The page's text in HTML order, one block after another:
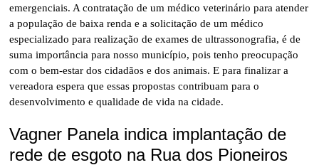
emergenciais. A contratação de um médico veterinário para atender
a população de baixa renda e a solicitação de um médico
especializado para realização de exames de ultrassonografia, é de
suma importância para nosso município, pois tenho preocupação
com o bem-estar dos cidadãos e dos animais. E para finalizar a
vereadora espera que essas propostas contribuam para o
desenvolvimento e qualidade de vida na cidade.
Vagner Panela indica implantação de
rede de esgoto na Rua dos Pioneiros